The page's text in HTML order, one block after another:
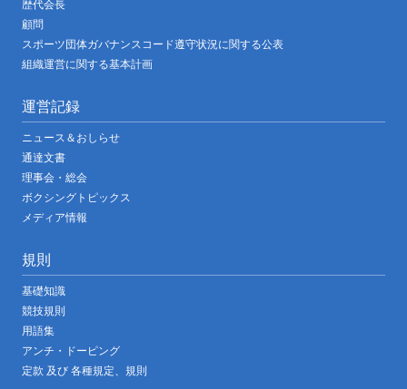
歴代会長
顧問
スポーツ団体ガバナンスコード遵守状況に関する公表
組織運営に関する基本計画
運営記録
ニュース＆おしらせ
通達文書
理事会・総会
ボクシングトピックス
メディア情報
規則
基礎知識
競技規則
用語集
アンチ・ドーピング
定款 及び 各種規定、規則